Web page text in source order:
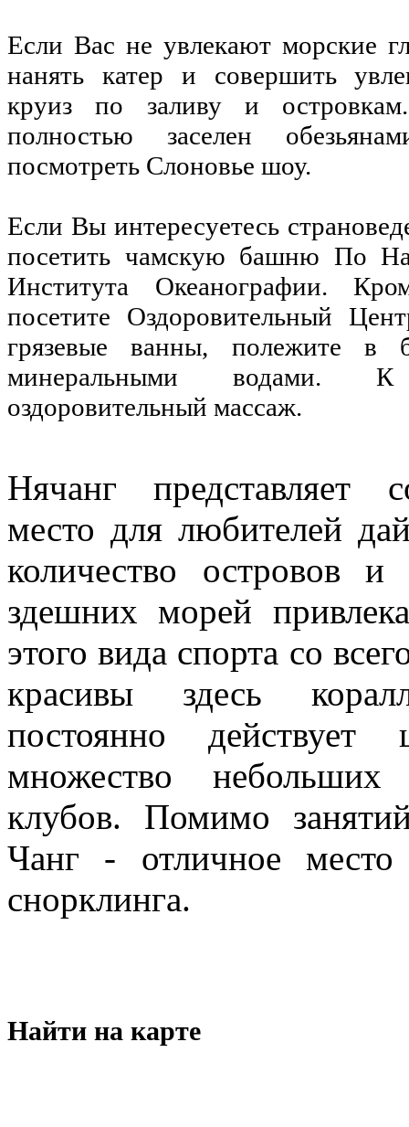
Если Вас не увлекают морские
нанять катер и совершить
круиз по заливу и
полностью заселен
посмотреть Слоновье шоу.
Если Вы интересуетесь
посетить чамскую башню По
Института Океанографии.
посетите Оздоровительный
грязевые ванны, полежите в
минеральными водами.
оздоровительный массаж.
Нячанг представляет
место для любителей
количество островов и
здешних морей
этого вида спорта со
красивы здесь
постоянно
множество
клубов. Помимо
Чанг - отличное
снорклинга.
Найти на карте